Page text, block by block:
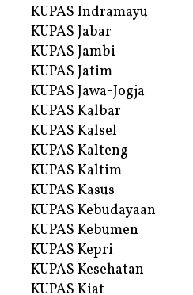
KUPAS Indramayu
KUPAS Jabar
KUPAS Jambi
KUPAS Jatim
KUPAS Jawa-Jogja
KUPAS Kalbar
KUPAS Kalsel
KUPAS Kalteng
KUPAS Kaltim
KUPAS Kasus
KUPAS Kebudayaan
KUPAS Kebumen
KUPAS Kepri
KUPAS Kesehatan
KUPAS Kiat